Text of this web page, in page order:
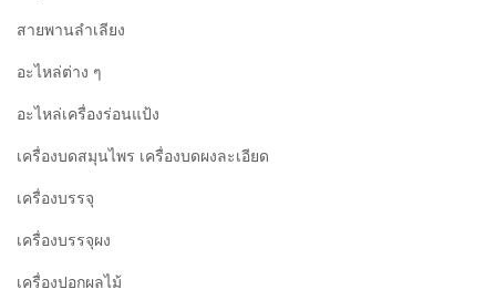
สายพานลำเลียง
อะไหล่ต่าง ๆ
อะไหล่เครื่องร่อนแป้ง
เครื่องบดสมุนไพร เครื่องบดผงละเอียด
เครื่องบรรจุ
เครื่องบรรจุผง
เครื่องปอกผลไม้